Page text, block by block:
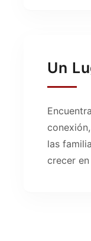
Un
las
crecer